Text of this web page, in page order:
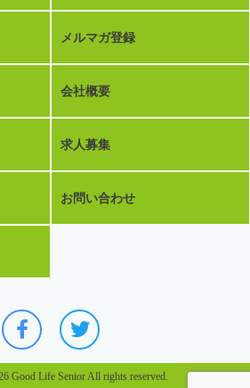
メルマガ登録
会社概要
求人募集
お問い合わせ
Good Life Senior All rights reserved.